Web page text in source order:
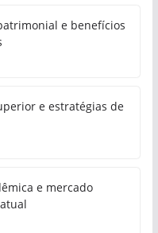
e benefícios
e estratégias de
e mercado